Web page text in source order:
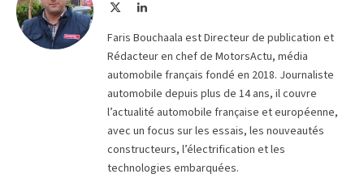
LinkedIn
Faris Bouchaala est Directeur de publication et
Rédacteur en chef de MotorsActu, média
automobile français fondé en 2018. Journaliste
automobile depuis plus de 14 ans, il couvre
l’actualité automobile française et européenne,
avec un focus sur les essais, les nouveautés
constructeurs, l’électrification et les
technologies embarquées.